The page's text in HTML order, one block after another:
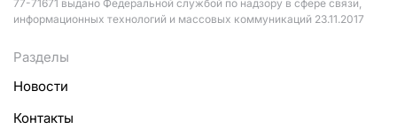
77-71671 выдано Федеральной службой по надзору в сфере связи,
информационных технологий и массовых коммуникаций 23.11.2017
Разделы
Новости
Контакты